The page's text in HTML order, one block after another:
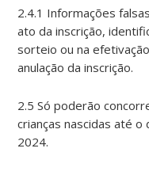
2.4.1 Informações
ato da inscrição,
sorteio ou na
anulação da inscrição.
2.5 Só poderão
crianças nascidas até
2024.